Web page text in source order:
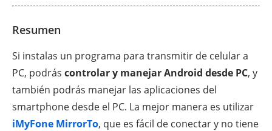
Resumen
Si instalas un programa para transmitir de celular a
PC, podrás controlar y manejar Android desde PC, y
también podrás manejar las aplicaciones del
smartphone desde el PC. La mejor manera es utilizar
iMyFone MirrorTo, que es fácil de conectar y no tiene